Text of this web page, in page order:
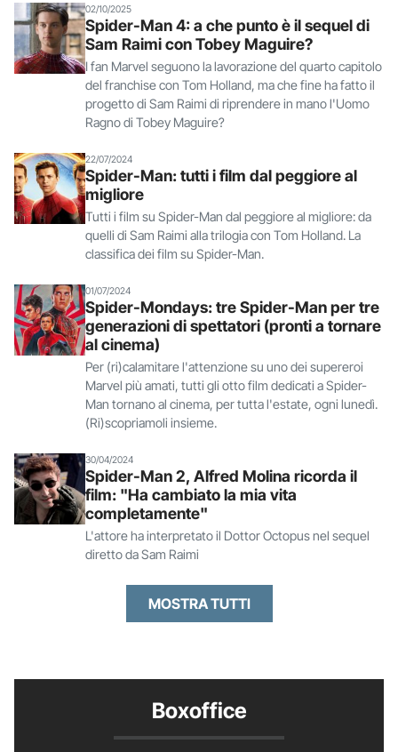
02/10/2025
Spider-Man 4: a che punto è il sequel di
Sam Raimi con Tobey Maguire?
I fan Marvel seguono la lavorazione del quarto capitolo
del franchise con Tom Holland, ma che fine ha fatto il
progetto di Sam Raimi di riprendere in mano l'Uomo
Ragno di Tobey Maguire?
22/07/2024
Spider-Man: tutti i film dal peggiore al
migliore
Tutti i film su Spider-Man dal peggiore al migliore: da
quelli di Sam Raimi alla trilogia con Tom Holland. La
classifica dei film su Spider-Man.
01/07/2024
Spider-Mondays: tre Spider-Man per tre
generazioni di spettatori (pronti a tornare
al cinema)
Per (ri)calamitare l'attenzione su uno dei supereroi
Marvel più amati, tutti gli otto film dedicati a Spider-
Man tornano al cinema, per tutta l'estate, ogni lunedì.
(Ri)scopriamoli insieme.
30/04/2024
Spider-Man 2, Alfred Molina ricorda il
film: "Ha cambiato la mia vita
completamente"
L'attore ha interpretato il Dottor Octopus nel sequel
diretto da Sam Raimi
MOSTRA TUTTI
Boxoffice